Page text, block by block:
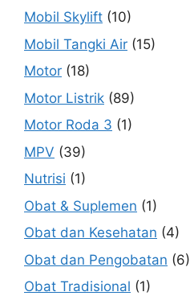
Mobil Skylift (10)
Mobil Tangki Air (15)
Motor (18)
Motor Listrik (89)
Motor Roda 3 (1)
MPV (39)
Nutrisi (1)
Obat & Suplemen (1)
Obat dan Kesehatan (4)
Obat dan Pengobatan (6)
Obat Tradisional (1)